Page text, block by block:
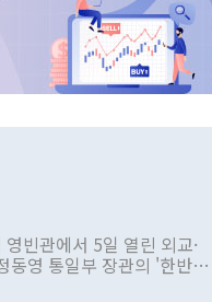
빈관에서 5일 열린 외교·
동영 통일부 장관의 '한반도